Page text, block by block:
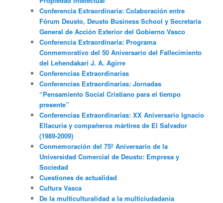
Conferencia Extraordinaria: Colaboración entre
Fórum Deusto, Deusto Business School y Secretaría
General de Acción Exterior del Gobierno Vasco
Conferencia Extraordinaria: Programa
Conmemorativo del 50 Aniversario del Fallecimiento
del Lehendakari J. A. Agirre
Conferencias Extraordinarias
Conferencias Extraordinarias: Jornadas
“Pensamiento Social Cristiano para el tiempo
presente”
Conferencias Extraordinarias: XX Aniversario Ignacio
Ellacuria y compañeros mártires de El Salvador
(1989-2009)
Conmemoración del 75º Aniversario de la
Universidad Comercial de Deusto: Empresa y
Sociedad
Cuestiones de actualidad
Cultura Vasca
De la multiculturalidad a la multiciudadania